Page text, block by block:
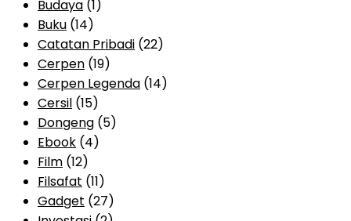
Budaya (1)
Buku (14)
Catatan Pribadi (22)
Cerpen (19)
Cerpen Legenda (14)
Cersil (15)
Dongeng (5)
Ebook (4)
Film (12)
Filsafat (11)
Gadget (27)